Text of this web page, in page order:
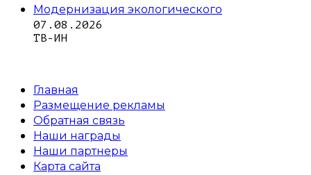
Модернизация экологического
07.08.2026
ТВ-ИН
Главная
Размещение рекламы
Обратная связь
Наши награды
Наши партнеры
Карта сайта